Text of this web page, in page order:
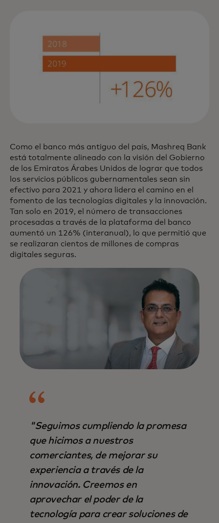
Como el banco más antiguo del país, Mashreq Bank
está totalmente alineado con la visión del Gobierno
de los Emiratos Árabes Unidos de lograr que todos
los servicios públicos gubernamentales sean sin
efectivo para 2021 y ahora lidera el camino en el
fomento de las tecnologías digitales y la innovación.
Tan solo en 2019, el número de transacciones
procesadas a través de la plataforma del banco
aumentó un 126% (interanual), lo que permitió que
se realizaran cientos de millones de compras
digitales seguras.
"Seguimos cumpliendo la promesa
que hicimos a nuestros
comerciantes, de mejorar su
experiencia a través de la
innovación. Creemos en
aprovechar el poder de la
tecnología para crear soluciones de